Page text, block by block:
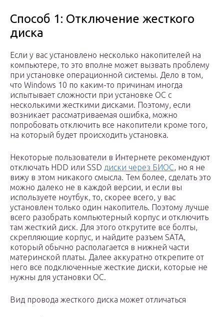
Способ 1: Отключение жесткого
диска
Если у вас установлено несколько накопителей на
компьютере, то это вполне может вызвать проблему
при установке операционной системы. Дело в том,
что Windows 10 по каким-то причинам иногда
испытывает сложности при установке ОС с
несколькими жесткими дисками. Поэтому, если
возникает рассматриваемая ошибка, можно
попробовать отключить все накопители кроме того,
на который будет происходить установка.
Некоторые пользователи в Интернете рекомендуют
отключать HDD или SSD диски через БИОС, но я не
вижу в этом никакого смысла. Тем более, сделать это
можно далеко не в каждой версии, и если вы
используете ноутбук, то, скорее всего, у вас
установлен только один накопитель. Поэтому лучше
всего разобрать компьютерный корпус и отключить
там жесткий диск. Для этого открутите все болты,
скрепляющие корпус, и найдите разъем SATA,
который обычно располагается в нижней части
материнской платы. Далее аккуратно открепите от
него все подключенные жесткие диски, которые не
нужны для установки ОС.
Вид провода жесткого диска может отличаться